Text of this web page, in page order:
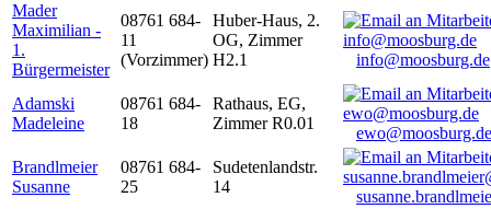
Mader
Maximilian -
1.
Bürgermeister
08761 684-
11
(Vorzimmer)
Huber-Haus, 2.
OG, Zimmer
H2.1
info@moosburg.de
Adamski
Madeleine
08761 684-
18
Rathaus, EG,
Zimmer R0.01
ewo@moosburg.de
Brandlmeier
Susanne
08761 684-
25
Sudetenlandstr.
14